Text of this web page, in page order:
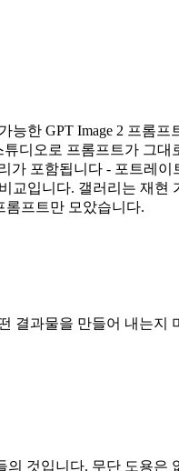
능한 GPT Image 2 프
디오로 프롬프트가 그
포함됩니다 - 포트레
교입니다. 갤러리는 재
롬프트만 모았습니다.
결과물을 만들어 내는지
것입니다. 무단 도용은